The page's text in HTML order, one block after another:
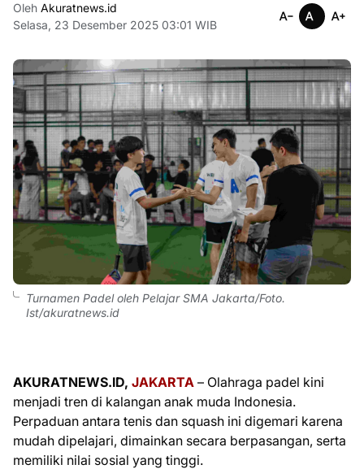
Oleh Akuratnews.id
Selasa, 23 Desember 2025 03:01 WIB
Turnamen Padel oleh Pelajar SMA Jakarta/Foto.
Ist/akuratnews.id
AKURATNEWS.ID, JAKARTA – Olahraga padel kini
menjadi tren di kalangan anak muda Indonesia.
Perpaduan antara tenis dan squash ini digemari karena
mudah dipelajari, dimainkan secara berpasangan, serta
memiliki nilai sosial yang tinggi.